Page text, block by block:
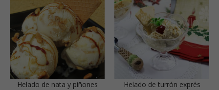
Helado de nata y piñones Helado de turrón exprés